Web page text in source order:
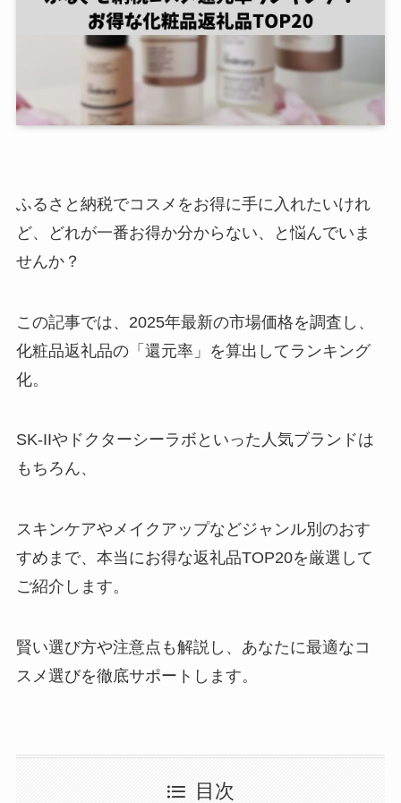
ふるさと納税でコスメをお得に手に入れたいけれ
ど、どれが一番お得か分からない、と悩んでいま
せんか？
この記事では、2025年最新の市場価格を調査し、
化粧品返礼品の「還元率」を算出してランキング
化。
SK-IIやドクターシーラボといった人気ブランドは
もちろん、
スキンケアやメイクアップなどジャンル別のおす
すめまで、本当にお得な返礼品TOP20を厳選して
ご紹介します。
賢い選び方や注意点も解説し、あなたに最適なコ
スメ選びを徹底サポートします。
目次